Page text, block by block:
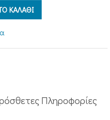
ΚΑΛΑΘΙ
Πληροφορίες